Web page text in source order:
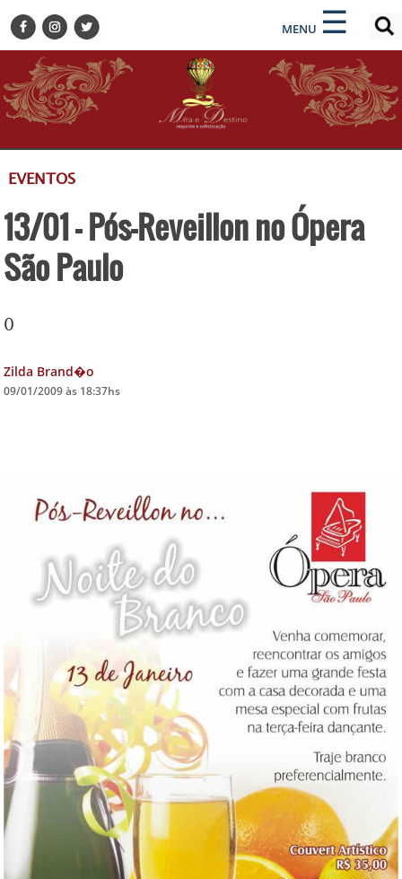
MENU ☰
×
BELEZA
BUSINESS E NEGÓCIOS
CULTURA
DESTINOS
GASTRONOMIA
HOTELARIA
TV ZILDA BRANDÃO
FALE CONOSCO
×
ENCONTRE SUA NOTÍCIA
EVENTOS
13/01 - Pós-Reveillon no Ópera
São Paulo
0
Zilda Brand�o
09/01/2009 às 18:37hs